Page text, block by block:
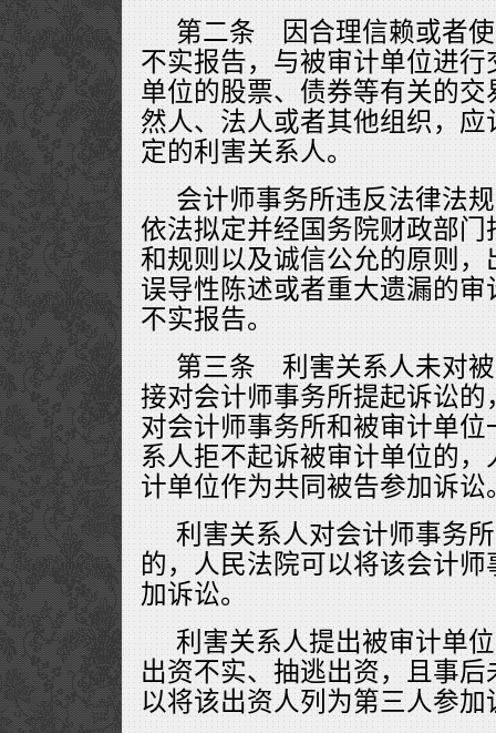
第二条 因合理信赖或者
不实报告，与被审计单位进
单位的股票、债券等有关的
然人、法人或者其他组织，
定的利害关系人。
会计师事务所违反法律法
依法拟定并经国务院财政部
和规则以及诚信公允的原则
误导性陈述或者重大遗漏的
不实报告。
第三条 利害关系人未对
接对会计师事务所提起诉讼
对会计师事务所和被审计单
系人拒不起诉被审计单位的
计单位作为共同被告参加诉讼
利害关系人对会计师事务
的，人民法院可以将该会计
加诉讼。
利害关系人提出被审计单
出资不实、抽逃出资，且事
以将该出资人列为第三人参加